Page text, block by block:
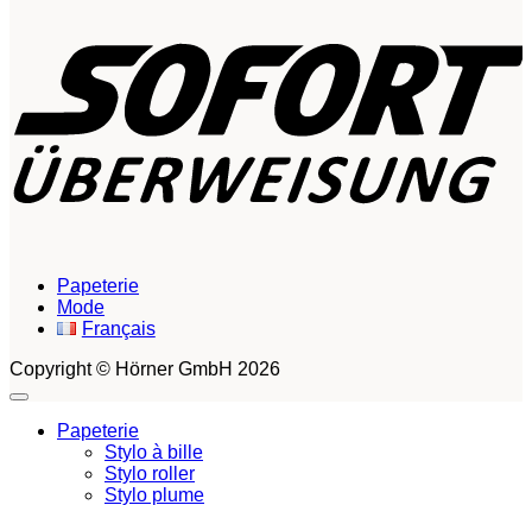
Papeterie
Mode
Français
Copyright © Hörner GmbH 2026
Papeterie
Stylo à bille
Stylo roller
Stylo plume